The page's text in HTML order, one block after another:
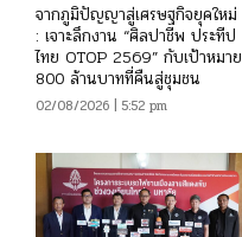
จากภูมิปัญญาสู่เศรษฐกิจยุคใหม่
: เจาะลึกงาน “ศิลปาชีพ ประทีป
ไทย OTOP 2569” กับเป้าหมาย
800 ล้านบาทที่คืนสู่ชุมชน
02/08/2026 | 5:52 pm